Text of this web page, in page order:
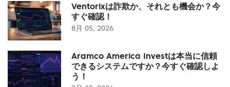
Ventorixは詐欺か、それとも機会か？今
すぐ確認！
8月 05, 2026
Aramco America Investは本当に信頼
できるシステムですか？今すぐ確認しよ
う！